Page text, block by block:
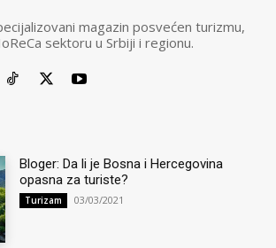
magazin posvećen turizmu,
sektoru u Srbiji i regionu.
Bloger: Da li je Bosna i Hercegovina
opasna za turiste?
Turizam 03/03/2021